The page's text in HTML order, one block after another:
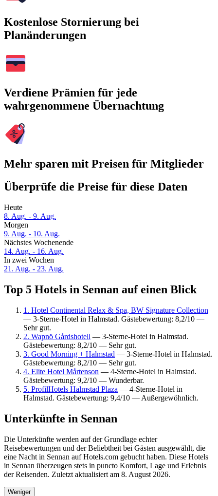
Kostenlose Stornierung bei
Planänderungen
Verdiene Prämien für jede
wahrgenommene Übernachtung
Mehr sparen mit Preisen für Mitglieder
Überprüfe die Preise für diese Daten
Heute
8. Aug. - 9. Aug.
Morgen
9. Aug. - 10. Aug.
Nächstes Wochenende
14. Aug. - 16. Aug.
In zwei Wochen
21. Aug. - 23. Aug.
Top 5 Hotels in Sennan auf einen Blick
1. Hotel Continental Relax & Spa, BW Signature Collection
— 3-Sterne-Hotel in Halmstad. Gästebewertung: 8,2/10 —
Sehr gut.
2. Wapnö Gårdshotell — 3-Sterne-Hotel in Halmstad.
Gästebewertung: 8,2/10 — Sehr gut.
3. Good Morning + Halmstad — 3-Sterne-Hotel in Halmstad.
Gästebewertung: 8,2/10 — Sehr gut.
4. Elite Hotel Mårtenson — 4-Sterne-Hotel in Halmstad.
Gästebewertung: 9,2/10 — Wunderbar.
5. ProfilHotels Halmstad Plaza — 4-Sterne-Hotel in
Halmstad. Gästebewertung: 9,4/10 — Außergewöhnlich.
Unterkünfte in Sennan
Die Unterkünfte werden auf der Grundlage echter
Reisebewertungen und der Beliebtheit bei Gästen ausgewählt, die
eine Nacht in Sennan auf Hotels.com gebucht haben. Diese Hotels
in Sennan überzeugen stets in puncto Komfort, Lage und Erlebnis
der Reisenden. Zuletzt aktualisiert am 8. August 2026.
Weniger